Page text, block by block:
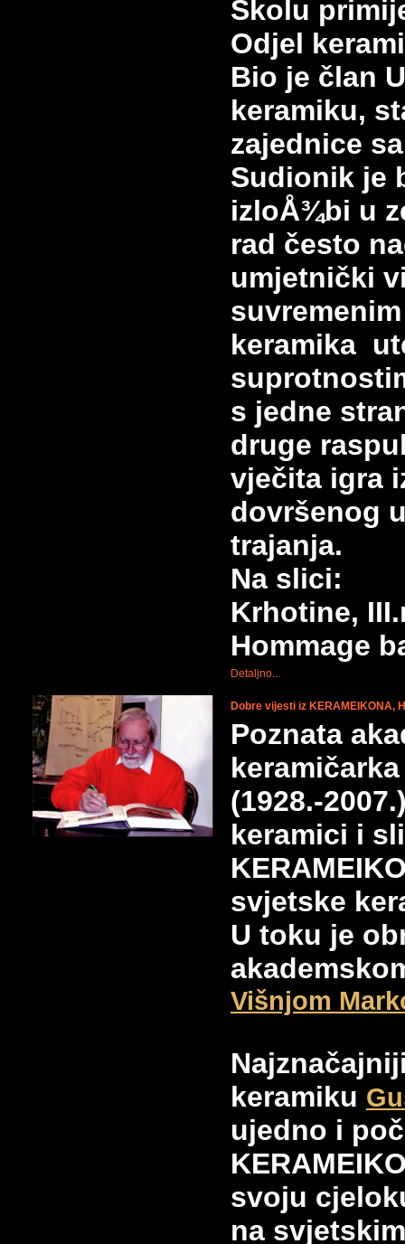
Školu
Odjel
Bio je član
keramiku,
zajednice
Sudionik je
izloÅ¾bi u
rad često
umjetnički
keramika
s jedne
druge
vječita igra
dovršenog
trajanja.
Na slici:
Krhotine,
Hommage
Detaljno...
Dobre vijesti iz
Poznata
(1928.-
keramici i
svjetske
U toku je
Višnjom
keramiku
ujedno i
svoju
na